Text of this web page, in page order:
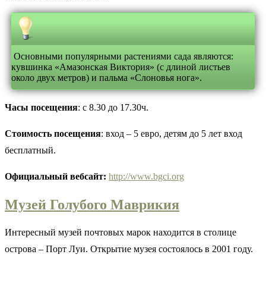
Основными популярными растениями сада являются:
кувшинка «Амазонская Виктория» (с длиной листьев
около двух метров) и пальма «Слоновья нога».
Часы посещения: с 8.30 до 17.30ч.
Стоимость посещения: вход – 5 евро, детям до 5 лет вход
бесплатный.
Официальный вебсайт: http://www.bgci.org
Музей Голубого Маврикия
Интересный музей почтовых марок находится в столице
острова – Порт Луи. Открытие музея состоялось в 2001 году.